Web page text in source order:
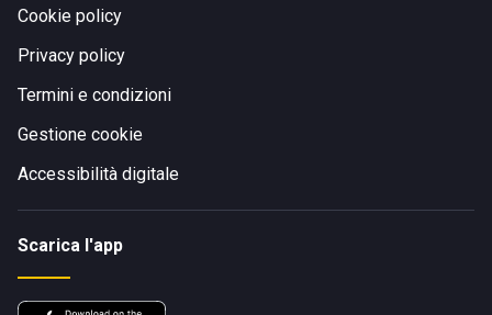
Cookie policy
Privacy policy
Termini e condizioni
Gestione cookie
Accessibilità digitale
Scarica l'app